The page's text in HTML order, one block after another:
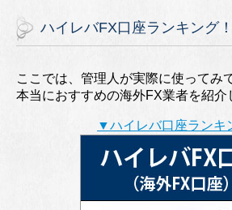
ハイレバFX口座ランキング！
ここでは、管理人が実際に使ってみて
本当におすすめの海外FX業者を紹介
▼ハイレバ口座ランキ